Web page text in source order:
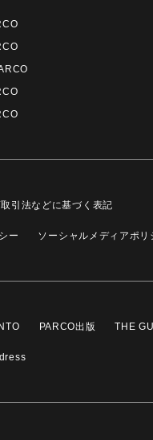
引法などに基づく表記
ー ソーシャルメディアポリ
PARCO出版 THE